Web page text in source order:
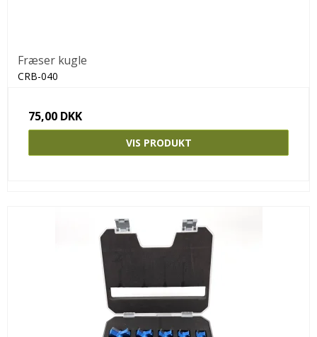
Fræser kugle
CRB-040
75,00 DKK
VIS PRODUKT